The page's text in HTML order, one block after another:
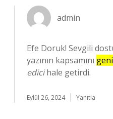
admin
Efe Doruk! Sevgili
yazının kapsamını
edicihale getirdi.
Eylül 26, 2024 Yanıtla